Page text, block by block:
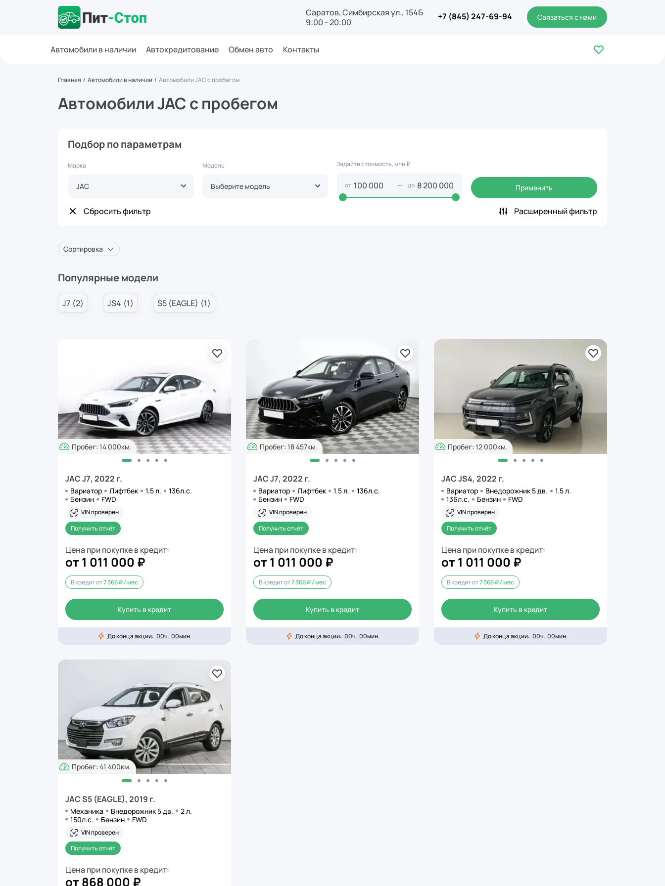
Саратов, Симбирская ул., 154Б
9:00 - 20:00
+7 (845) 247-69-94 Связаться с нами
Автомобили в наличии Автокредитование Обмен авто Контакты
Главная Автомобили в наличии Автомобили JAC с пробегом
Автомобили JAC с пробегом
Подбор по параметрам
Марка
JAC
Модель
Выберите модель
Задайте стоимость, млн ₽
от — до Применить
Сбросить фильтр Расширенный фильтр
Сортировка
Популярные модели
J7 2 JS4 1 S5 (EAGLE) 1
Пробег: 14 000км.
JAC J7, 2022 г.
Вариатор Лифтбек 1.5 л.
136л.с.
Бензин
FWD
VIN проверен
Получить отчёт
Цена при покупке в кредит:
от 1 011 000 ₽
В кредит от7 366 ₽ / мес
Купить в кредит
До конца акции: 00ч. 00мин.
Пробег: 18 457км.
JAC J7, 2022 г.
Вариатор Лифтбек 1.5 л.
136л.с.
Бензин
FWD
VIN проверен
Получить отчёт
Цена при покупке в кредит:
от 1 011 000 ₽
В кредит от7 366 ₽ / мес
Купить в кредит
До конца акции: 00ч. 00мин.
Пробег: 12 000км.
JAC JS4, 2022 г.
Вариатор Внедорожник 5 дв.
1.5 л.
136л.с.
Бензин FWD
VIN проверен
Получить отчёт
Цена при покупке в кредит:
от 1 011 000 ₽
В кредит от7 366 ₽ / мес
Купить в кредит
До конца акции: 00ч. 00мин.
Пробег: 41 400км.
JAC S5 (EAGLE), 2019 г.
Механика Внедорожник 5 дв.
2 л.
150л.с.
Бензин FWD
VIN проверен
Получить отчёт
Цена при покупке в кредит:
от 868 000 ₽